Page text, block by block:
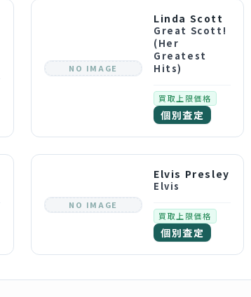
NO IMAGE
Linda Scott
Great Scott!
(Her
Greatest
Hits)
買取上限価格
個別査定
NO IMAGE
Elvis Presley
Elvis
買取上限価格
個別査定